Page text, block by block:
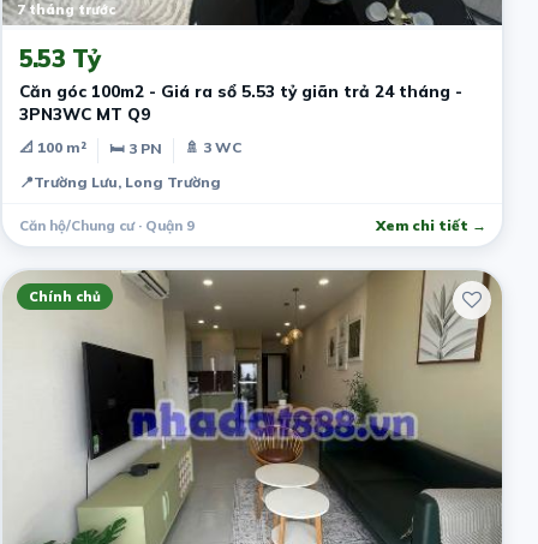
7 tháng trước
5.53 Tỷ
Căn góc 100m2 - Giá ra sổ 5.53 tỷ giãn trả 24 tháng -
3PN3WC MT Q9
📐 100 m² 🛏 3 PN
🚿 3 WC
📍Trường Lưu, Long Trường
Căn hộ/Chung cư · Quận 9 Xem chi tiết →
Chính chủ